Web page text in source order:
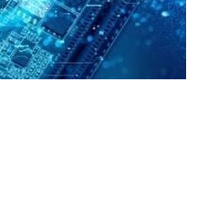
就业指南
联系我们